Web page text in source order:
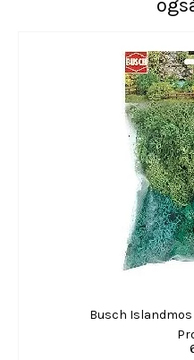
Busch